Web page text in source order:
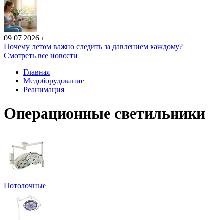
09.07.2026 г.
Почему летом важно следить за давлением каждому?
Смотреть все новости
Главная
Медоборудование
Реанимация
Операционные светильники
Потолочные